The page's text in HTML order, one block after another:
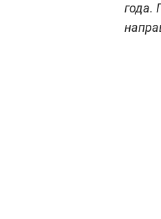
года.